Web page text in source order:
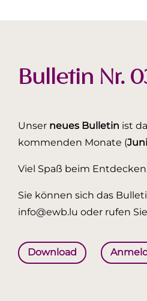
Bulletin Nr.
Unser neues Bulletin ist
kommenden Monate (
Viel Spaß beim
Sie können sich das
info@ewb.lu oder rufen
Download